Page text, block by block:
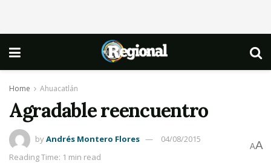
Home Ahuacatlán
Agradable reencuentro
byAndrés Montero Flores
04/08/2015
Reading Time: 1 min read
AA